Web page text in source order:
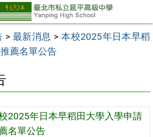
> 最新消息 >本校2025年日本早稻
薦名單公告
2025年日本早稻田大學入學申請
名單公告